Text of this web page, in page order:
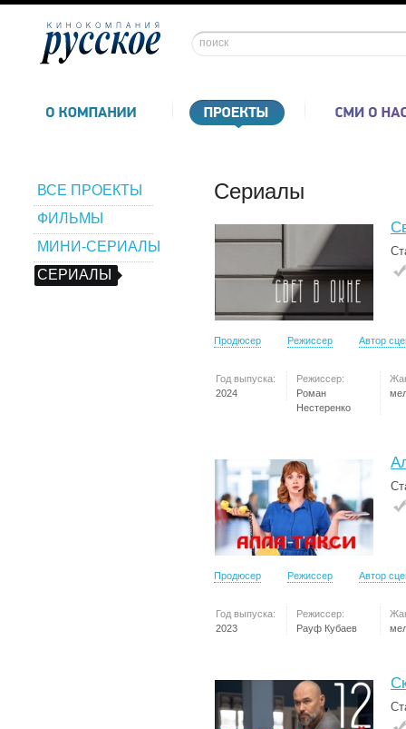
ВСЕ ПРОЕКТЫ
ФИЛЬМЫ
МИНИ-СЕРИАЛЫ
СЕРИАЛЫ
Сериалы
Продюсер Режиссер Автор
Год выпуска:
2024
Режиссер:
Роман
Нестеренко
Продюсер Режиссер Автор
Год выпуска:
2023
Режиссер:
Рауф Кубаев